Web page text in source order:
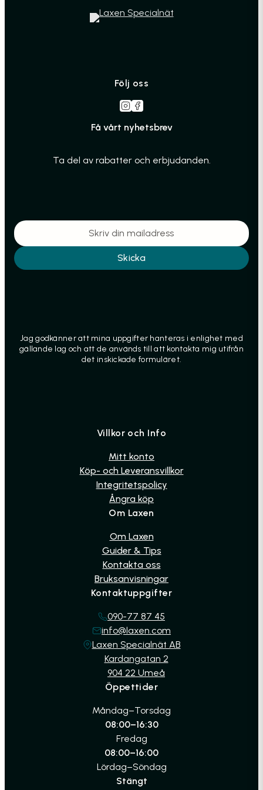
Följ oss
Villkor och Info
Mitt konto
Köp- och Leveransvillkor
Integritetspolicy
Ångra köp
Om Laxen
Om Laxen
Guider & Tips
Kontakta oss
Bruksanvisningar
Kontaktuppgifter
090-77 87 45
info@laxen.com
Laxen Specialnät AB
Kardangatan 2
904 22 Umeå
Öppettider
Måndag–Torsdag
08:00–16:30
Fredag
08:00–16:00
Lördag–Söndag
Stängt
Få vårt nyhetsbrev
Ta del av rabatter och erbjudanden.
Skicka
Jag godkänner att mina uppgifter hanteras i enlighet med
gällande lag och att de används till att kontakta mig utifrån
det inskickade formuläret.